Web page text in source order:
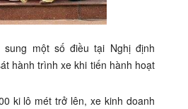
một số điều tại Nghị định
hành trình xe khi tiến hành hoạt
ki lô mét trở lên, xe kinh doanh